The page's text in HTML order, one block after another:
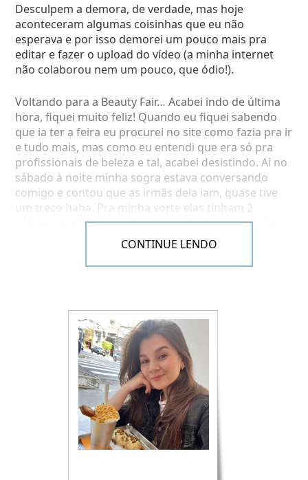
Desculpem a demora, de verdade, mas hoje
aconteceram algumas coisinhas que eu não
esperava e por isso demorei um pouco mais pra
editar e fazer o upload do vídeo (a minha internet
não colaborou nem um pouco, que ódio!).
Voltando para a Beauty Fair… Acabei indo de última
hora, fiquei muito feliz! Quando eu fiquei sabendo
que ia ter a feira eu procurei no site como fazia pra ir
e tudo mais, mas como eu entendi que era só pra
profissionais de beleza e tal, acabei desistindo. Aí no
sábado à noite minha sogra estava conversando
comigo e contou que as irmãs dela iam, quase tive
um treco haha. Pra minha sorte elas tinham 2
códigos para fazer credenciamento de convidadas
sobrando e nós conseguimos ir. O valor do ingresso
é R$150.00 por dia, achei beem caro. Mas pelo o que
eu vi e percebi, não é tão difícil conseguir entrar na
CONTINUE LENDO